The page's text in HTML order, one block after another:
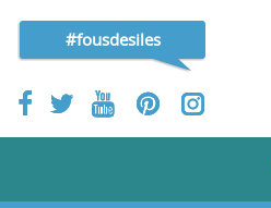
#fousdesiles